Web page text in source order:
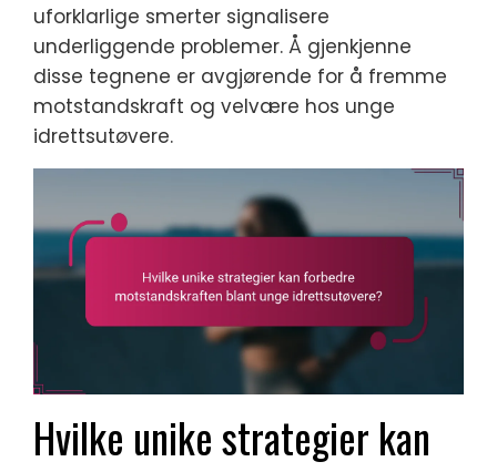
uforklarlige smerter signalisere
underliggende problemer. Å gjenkjenne
disse tegnene er avgjørende for å fremme
motstandskraft og velvære hos unge
idrettsutøvere.
Hvilke unike strategier kan